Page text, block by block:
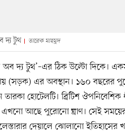
দ্য টুথ তারেক মাহমুদ
অব দ্য টুথ’–এর ঠিক উল্টো দিকে।
(সড়ক) এর অবস্থান। ১৬০ বছরের
তারকা হোটেলটি। ব্রিটিশ ঔপনিবেশিক
আছে পুরোনো ঘ্রাণ। সেই সময়ের
দেয়ালে ঝোলানো ইতিহাসের